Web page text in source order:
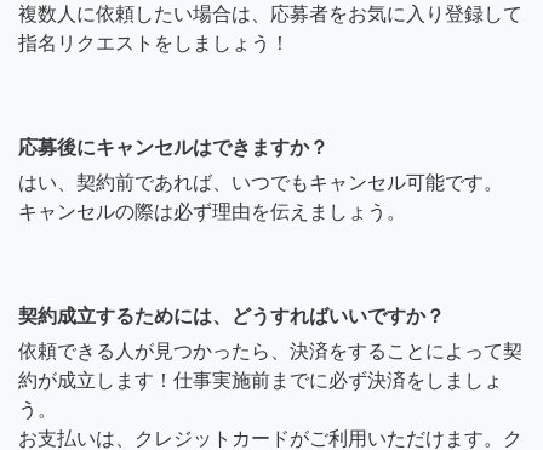
複数人に依頼したい場合は、応募者をお気に入り登録して
指名リクエストをしましょう！
応募後にキャンセルはできますか？
はい、契約前であれば、いつでもキャンセル可能です。
キャンセルの際は必ず理由を伝えましょう。
契約成立するためには、どうすればいいですか？
依頼できる人が見つかったら、決済をすることによって契
約が成立します！仕事実施前までに必ず決済をしましょ
う。
お支払いは、クレジットカードがご利用いただけます。ク